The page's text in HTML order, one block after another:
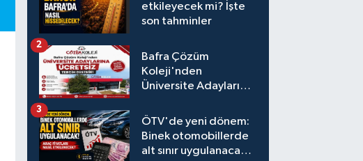
etkileyecek mi? İşte
son tahminler
Bafra Çözüm
Koleji'nden
Üniversite Adaylarına
Desteği
2
ÖTV'de yeni dönem:
Binek otomobillerde
alt sınır uygulanacak!
3